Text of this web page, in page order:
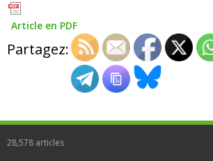
Article en PDF
Partagez:
28,578 articles